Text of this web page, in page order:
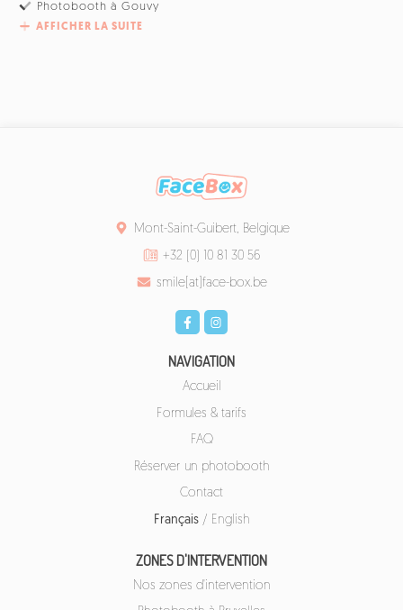
Photobooth à Gouvy
AFFICHER LA SUITE
Mont-Saint-Guibert, Belgique
+32 (0) 10 81 30 56
smile[at]face-box.be
NAVIGATION
Accueil
Formules & tarifs
FAQ
Réserver un photobooth
Contact
Français/ English
ZONES D'INTERVENTION
Nos zones d'intervention